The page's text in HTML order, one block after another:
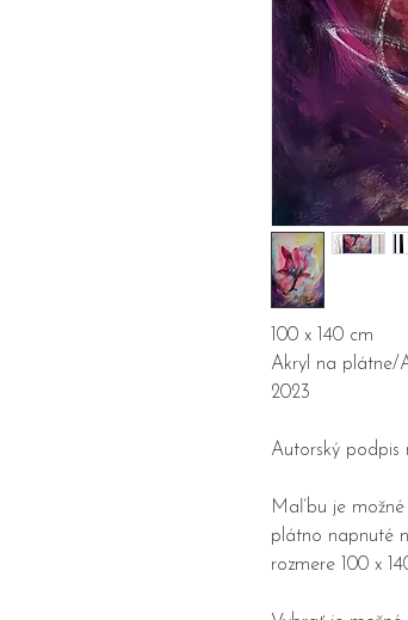
100 x 140 cm
Akryl na plátne/
2023
Autorský
Maľbu je
plátno napnuté
rozmere 100 x